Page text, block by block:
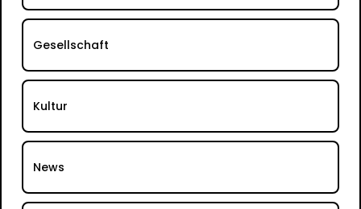
Gesellschaft
Kultur
News